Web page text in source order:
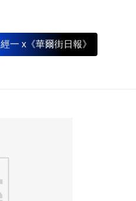
經一 x《華爾街日報》